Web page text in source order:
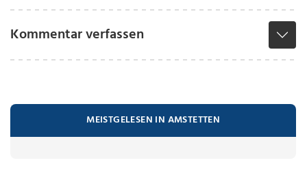
Kommentar verfassen
MEISTGELESEN IN AMSTETTEN